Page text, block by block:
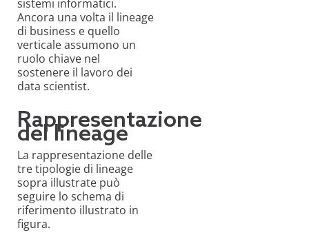
sistemi informatici.
Ancora una volta il lineage
di business e quello
verticale assumono un
ruolo chiave nel
sostenere il lavoro dei
data scientist.
Rappresentazione
del lineage
La rappresentazione delle
tre tipologie di lineage
sopra illustrate può
seguire lo schema di
riferimento illustrato in
figura.